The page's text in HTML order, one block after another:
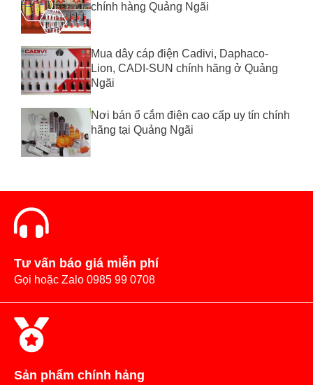
chính hàng Quảng Ngãi
Mua dây cáp điện Cadivi, Daphaco-
Lion, CADI-SUN chính hãng ở Quảng
Ngãi
Nơi bán ổ cắm điện cao cấp uy tín chính
hãng tại Quảng Ngãi
Tư vấn báo giá miễn phí
Gọi hoặc Zalo 0985 99 0708
Sản phẩm chính hảng